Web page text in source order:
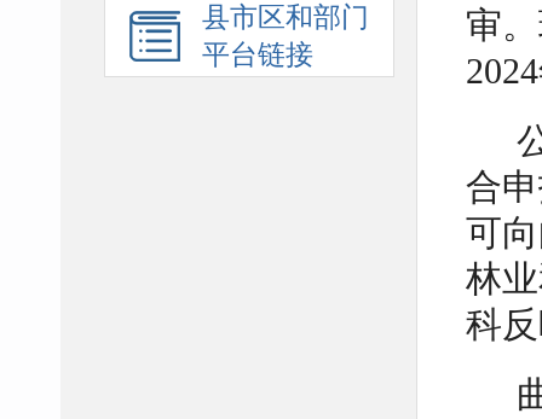
县市区和部门
平台链接
审
合
可
林
科